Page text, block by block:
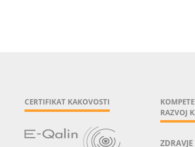
CERTIFIKAT KAKOVOSTI
RAZVOJ